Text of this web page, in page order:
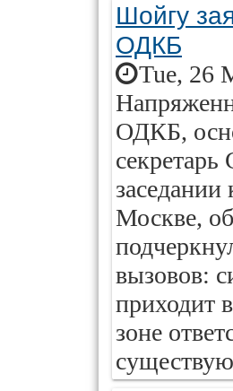
Шойгу
ОДКБ
Tue, 26
ОДКБ,
заседании
Москве,
вызовов:
приходит
зоне